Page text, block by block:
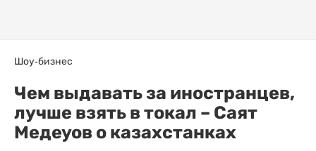
Шоу-бизнес
Чем выдавать за иностранцев,
лучше взять в токал – Саят
Медеуов о казахстанках